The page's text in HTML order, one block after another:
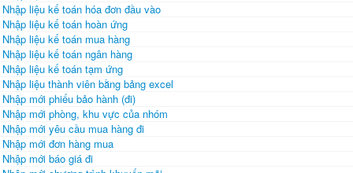
Nhập liệu kế toán hóa đơn đầu vào
Nhập liệu kế toán hoàn ứng
Nhập liệu kế toán mua hàng
Nhập liệu kế toán ngân hàng
Nhập liệu kế toán tạm ứng
Nhập liệu thành viên bằng bảng excel
Nhập mới phiếu bảo hành (đi)
Nhập mới phòng, khu vực của nhóm
Nhập mới yêu cầu mua hàng đi
Nhập mới đơn hàng mua
Nhập mới báo giá đi